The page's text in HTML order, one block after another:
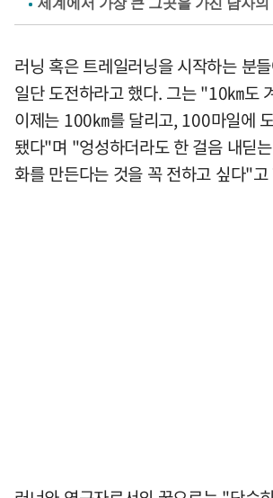
러닝 혹은 트레일러닝을 시작하는 분
일단 도전하라고 했다. 그는 "10㎞도
이제는 100㎞를 달리고, 100마일에
됐다"며 "엉성하더라도 한 걸음 내딛
화를 만든다는 것을 꼭 전하고 싶다"고